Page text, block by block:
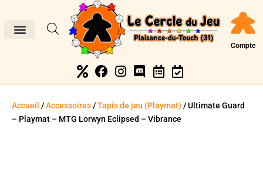
Compte
Accueil /Accessoires/Tapis de jeu (Playmat) / Ultimate Guard
– Playmat – MTG Lorwyn Eclipsed – Vibrance